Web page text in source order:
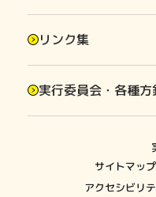
リンク集
実行委員会・各種方
サイトマップ
アクセシビリ